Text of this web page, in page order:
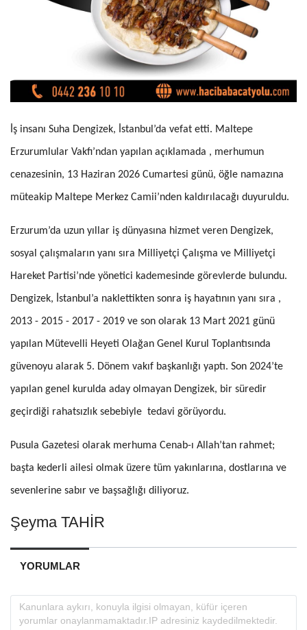
İş insanı Suha Dengizek, İstanbul’da vefat etti. Maltepe
Erzurumlular Vakfı’ndan yapılan açıklamada , merhumun
cenazesinin, 13 Haziran 2026 Cumartesi günü, öğle namazına
müteakip Maltepe Merkez Camii’nden kaldırılacağı duyuruldu.
Erzurum’da uzun yıllar iş dünyasına hizmet veren Dengizek,
sosyal çalışmaların yanı sıra Milliyetçi Çalışma ve Milliyetçi
Hareket Partisi’nde yönetici kademesinde görevlerde bulundu.
Dengizek, İstanbul’a naklettikten sonra iş hayatının yanı sıra ,
2013 - 2015 - 2017 - 2019 ve son olarak 13 Mart 2021 günü
yapılan Mütevelli Heyeti Olağan Genel Kurul Toplantısında
güvenoyu alarak 5. Dönem vakıf başkanlığı yaptı. Son 2024’te
yapılan genel kurulda aday olmayan Dengizek, bir süredir
geçirdiği rahatsızlık sebebiyle tedavi görüyordu.
Pusula Gazetesi olarak merhuma Cenab-ı Allah’tan rahmet;
başta kederli ailesi olmak üzere tüm yakınlarına, dostlarına ve
sevenlerine sabır ve başsağlığı diliyoruz.
Şeyma TAHİR
YORUMLAR